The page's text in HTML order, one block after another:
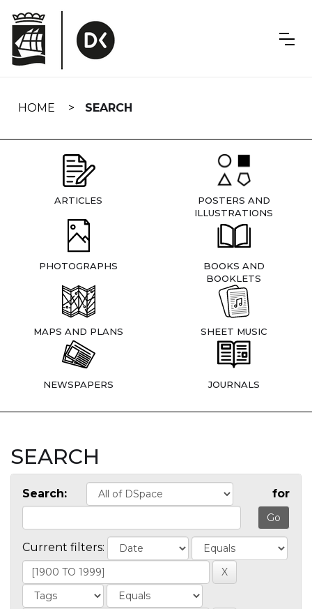
navigation
HOME SEARCH
ARTICLES
POSTERS AND
ILLUSTRATIONS
PHOTOGRAPHS
BOOKS AND
BOOKLETS
MAPS AND PLANS SHEET MUSIC
NEWSPAPERS JOURNALS
SEARCH
Search: for
Current filters: